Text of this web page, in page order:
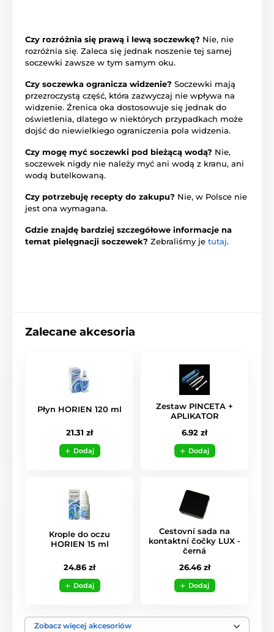
Czy rozróżnia się prawą i lewą soczewkę? Nie, nie
rozróżnia się. Zaleca się jednak noszenie tej samej
soczewki zawsze w tym samym oku.
Czy soczewka ogranicza widzenie? Soczewki mają
przezroczystą część, która zazwyczaj nie wpływa na
widzenie. Źrenica oka dostosowuje się jednak do
oświetlenia, dlatego w niektórych przypadkach może
dojść do niewielkiego ograniczenia pola widzenia.
Czy mogę myć soczewki pod bieżącą wodą? Nie,
soczewek nigdy nie należy myć ani wodą z kranu, ani
wodą butelkowaną.
Czy potrzebuję recepty do zakupu? Nie, w Polsce nie
jest ona wymagana.
Gdzie znajdę bardziej szczegółowe informacje na
temat pielęgnacji soczewek? Zebraliśmy je tutaj.
Zalecane akcesoria
Płyn HORIEN 120 ml
21.31 zł
Dodaj
Zestaw PINCETA +
APLIKATOR
6.92 zł
Dodaj
Krople do oczu
HORIEN 15 ml
24.86 zł
Dodaj
Cestovní sada na
kontaktní čočky LUX -
černá
26.46 zł
Dodaj
Zobacz więcej akcesoriów